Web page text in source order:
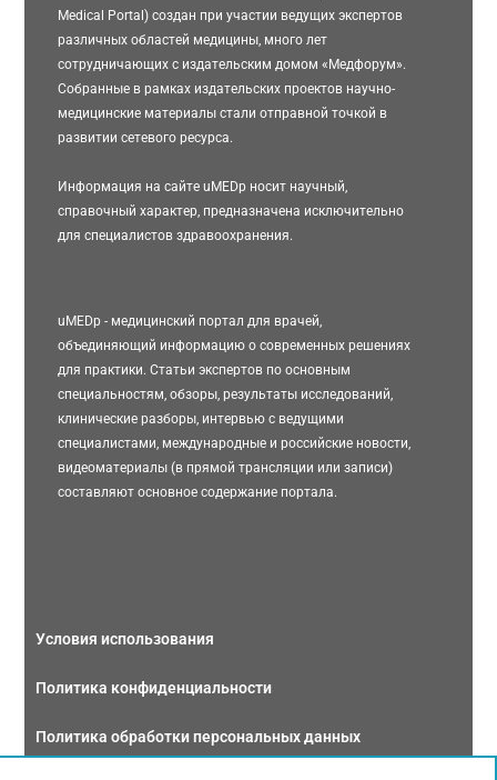
Medical Portal) создан при участии ведущих экспертов
различных областей медицины, много лет
сотрудничающих с издательским домом «Медфорум».
Собранные в рамках издательских проектов научно-
медицинские материалы стали отправной точкой в
развитии сетевого ресурса.
Информация на сайте uMEDp носит научный,
справочный характер, предназначена исключительно
для специалистов здравоохранения.
uMEDp - медицинский портал для врачей,
объединяющий информацию о современных решениях
для практики. Статьи экспертов по основным
специальностям, обзоры, результаты исследований,
клинические разборы, интервью с ведущими
специалистами, международные и российские новости,
видеоматериалы (в прямой трансляции или записи)
составляют основное содержание портала.
Условия использования
Политика конфиденциальности
Политика обработки персональных данных